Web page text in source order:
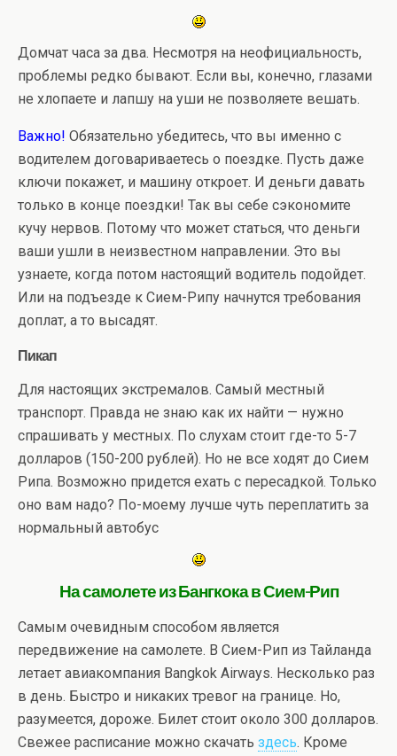
Домчат часа за два. Несмотря на неофициальность,
проблемы редко бывают. Если вы, конечно, глазами
не хлопаете и лапшу на уши не позволяете вешать.
Важно! Обязательно убедитесь, что вы именно с
водителем договариваетесь о поездке. Пусть даже
ключи покажет, и машину откроет. И деньги давать
только в конце поездки! Так вы себе сэкономите
кучу нервов. Потому что может статься, что деньги
ваши ушли в неизвестном направлении. Это вы
узнаете, когда потом настоящий водитель подойдет.
Или на подъезде к Сием-Рипу начнутся требования
доплат, а то высадят.
Пикап
Для настоящих экстремалов. Самый местный
транспорт. Правда не знаю как их найти — нужно
спрашивать у местных. По слухам стоит где-то 5-7
долларов (150-200 рублей). Но не все ходят до Сием
Рипа. Возможно придется ехать с пересадкой. Только
оно вам надо? По-моему лучше чуть переплатить за
нормальный автобус
На самолете из Бангкока в Сием-Рип
Самым очевидным способом является
передвижение на самолете. В Сием-Рип из Тайланда
летает авиакомпания Bangkok Airways. Несколько раз
в день. Быстро и никаких тревог на границе. Но,
разумеется, дороже. Билет стоит около 300 долларов.
Свежее расписание можно скачать здесь. Кроме